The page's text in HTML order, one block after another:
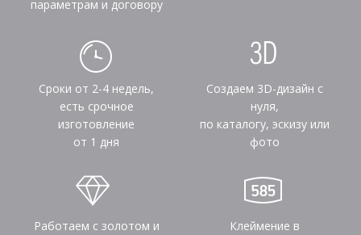
параметрам и договору
Сроки от 2-4 недель,
есть срочное
изготовление
от 1 дня
Создаем 3D-дизайн с
нуля,
по каталогу, эскизу или
фото
Работаем с золотом и
Клеймение в